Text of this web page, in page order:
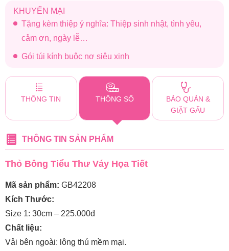
KHUYẾN MẠI
Tặng kèm thiệp ý nghĩa: Thiệp sinh nhật, tình yêu,
cảm ơn, ngày lễ…
Gói túi kính buộc nơ siêu xinh
THÔNG TIN THÔNG SỐ
BẢO QUẢN &
GIẶT GẤU
THÔNG TIN SẢN PHẨM
Thỏ Bông Tiểu Thư Váy Họa Tiết
Mã sản phẩm: GB42208
Kích Thước:
Size 1: 30cm – 225.000đ
Chất liệu:
Vải bên ngoài: lông thú mềm mại.